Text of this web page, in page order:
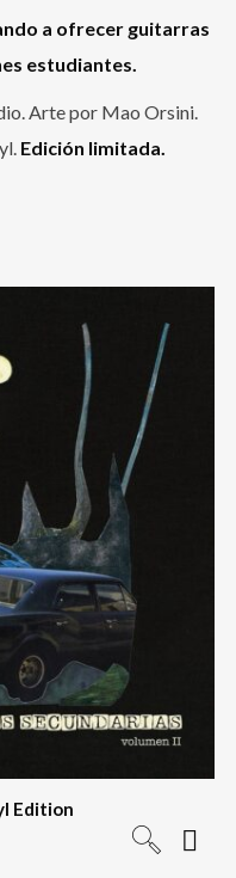
a ofrecer guitarras
estudiantes.
Arte por Mao Orsini.
Edición limitada.
Edition